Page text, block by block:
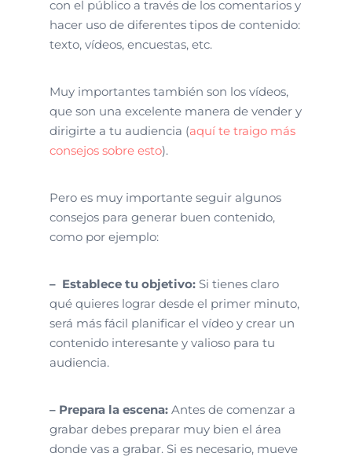
con el público a través de los comentarios y
hacer uso de diferentes tipos de contenido:
texto, vídeos, encuestas, etc.
Muy importantes también son los vídeos,
que son una excelente manera de vender y
dirigirte a tu audiencia (aquí te traigo más
consejos sobre esto).
Pero es muy importante seguir algunos
consejos para generar buen contenido,
como por ejemplo:
– Establece tu objetivo:Si tienes claro
qué quieres lograr desde el primer minuto,
será más fácil planificar el vídeo y crear un
contenido interesante y valioso para tu
audiencia.
– Prepara la escena:Antes de comenzar a
grabar debes preparar muy bien el área
donde vas a grabar. Si es necesario, mueve